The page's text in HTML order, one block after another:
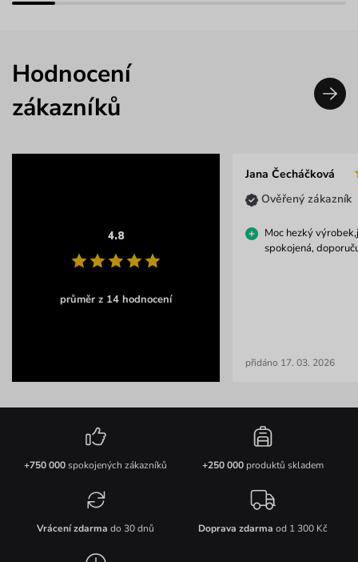
Hodnocení
zákazníků
4.8
průměr z 14 hodnocení
Jana Čecháčková
Ověřený zákazník
Moc hezký
spokojená,
přidáno 17. 03. 2026
+750 000spokojených zákazníků +250 000produktů skladem
Vrácení zdarma do 30 dnů Doprava zdarma od 1 300 Kč